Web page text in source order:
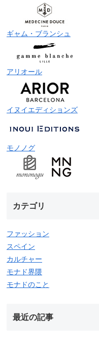
ギャム・ブランシュ
アリオール
イヌイエディションズ
モノノグ
カテゴリ
ファッション
スペイン
カルチャー
モナド界隈
モナドのこと
最近の記事